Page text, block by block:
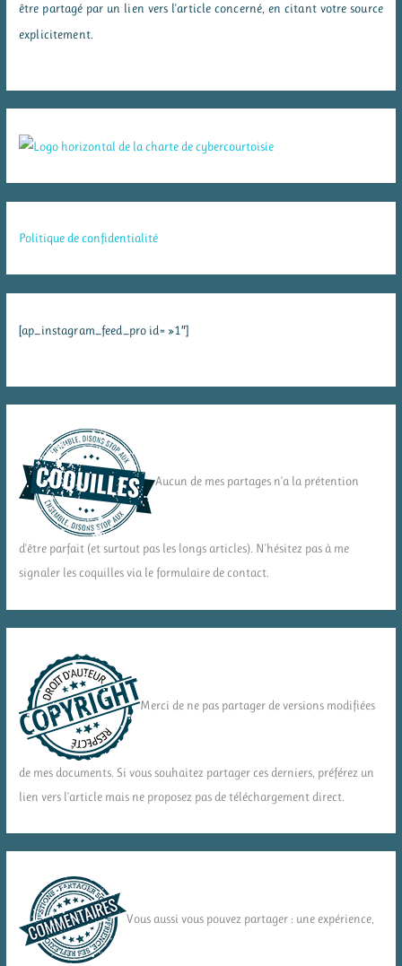
être partagé par un lien vers l'article concerné, en citant votre source
explicitement.
Politique de confidentialité
[ap_instagram_feed_pro id= »1″]
Aucun de mes partages n'a la prétention
d'être parfait (et surtout pas les longs articles). N'hésitez pas à me
signaler les coquilles via le formulaire de contact.
Merci de ne pas partager de versions modifiées
de mes documents. Si vous souhaitez partager ces derniers, préférez un
lien vers l'article mais ne proposez pas de téléchargement direct.
Vous aussi vous pouvez partager : une expérience,